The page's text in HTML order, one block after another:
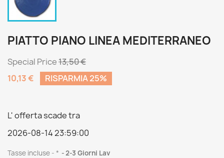
PIATTO PIANO LINEA MEDITERRANEO
Special Price13,50 €
10,13 €
RISPARMIA 25%
L' offerta scade tra
2026-08-14 23:59:00
Tasse incluse * 2-3 Giorni Lav